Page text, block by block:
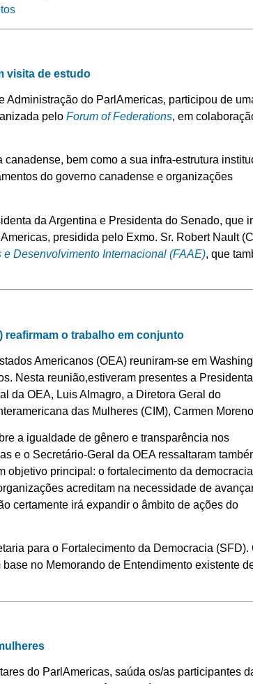
visita de estudo
do ParlAmericas, participou de
peloForum of Federations, em
bem como a sua infra-estrutura
do governo canadense e organizações
da Argentina e Presidenta do Senado, que
presidida pelo Exmo. Sr. Robert Nault
Desenvolvimento Internacional (FAAE), que
reafirmam o trabalho em conjunto
Americanos (OEA) reuniram-se em
Nesta reunião,estiveram presentes a
da OEA, Luis Almagro, a Diretora Geral do
das Mulheres (CIM), Carmen
a igualdade de gênero e transparência nos
e o Secretário-Geral da OEA ressaltaram
principal: o fortalecimento da
acreditam na necessidade de
certamente irá expandir o âmbito de ações do
para o Fortalecimento da Democracia (SFD).
no Memorando de Entendimento existente
do ParlAmericas, saúda os/as participantes da